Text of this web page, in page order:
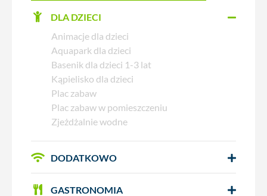
DLA DZIECI
Animacje dla dzieci
Aquapark dla dzieci
Basenik dla dzieci 1-3 lat
Kąpielisko dla dzieci
Plac zabaw
Plac zabaw w pomieszczeniu
Zjeżdżalnie wodne
DODATKOWO
GASTRONOMIA